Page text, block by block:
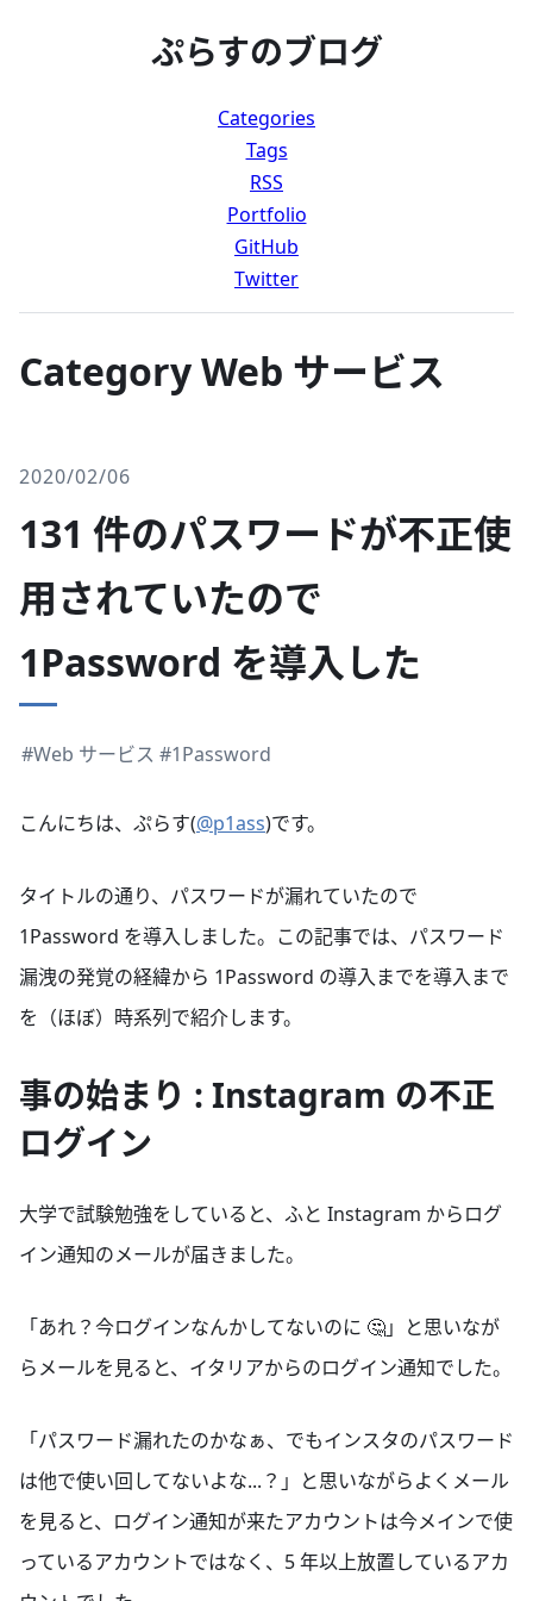
ぷらすのブログ
Categories
Tags
RSS
Portfolio
GitHub
Twitter
Category Web サービス
2020/02/06
131 件のパスワードが不正使
用されていたので
1Password を導入した
#Web サービス #1Password
こんにちは、ぷらす(@p1ass)です。
タイトルの通り、パスワードが漏れていたので
1Password を導入しました。この記事では、パスワード
漏洩の発覚の経緯から 1Password の導入までを導入まで
を（ほぼ）時系列で紹介します。
事の始まり : Instagram の不正
ログイン
大学で試験勉強をしていると、ふと Instagram からログ
イン通知のメールが届きました。
「あれ？今ログインなんかしてないのに 🤔」と思いなが
らメールを見ると、イタリアからのログイン通知でした。
「パスワード漏れたのかなぁ、でもインスタのパスワード
は他で使い回してないよな...？」と思いながらよくメール
を見ると、ログイン通知が来たアカウントは今メインで使
っているアカウントではなく、5 年以上放置しているアカ